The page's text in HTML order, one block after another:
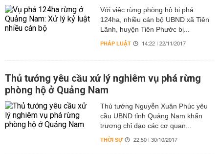
Với việc rừng phòng hộ bị phá
124ha, nhiều cán bộ UBND xã Tiên
Lãnh, huyện Tiên Phước bị...
PHÁP LUẬT 14:22 | 22/11/2017
Thủ tướng yêu cầu xử lý nghiêm vụ phá rừng
phòng hộ ở Quảng Nam
Thủ tướng Nguyễn Xuân Phúc yêu
cầu UBND tỉnh Quảng Nam khẩn
trương chỉ đạo các cơ quan...
THỜI SỰ 22:50 | 30/10/2017